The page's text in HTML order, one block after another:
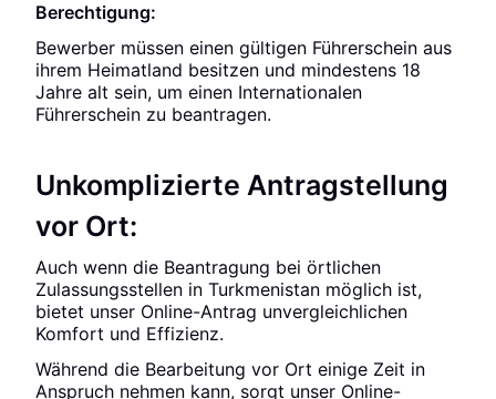
Berechtigung:
Bewerber müssen einen gültigen Führerschein aus
ihrem Heimatland besitzen und mindestens 18
Jahre alt sein, um einen Internationalen
Führerschein zu beantragen.
Unkomplizierte Antragstellung
vor Ort:
Auch wenn die Beantragung bei örtlichen
Zulassungsstellen in Turkmenistan möglich ist,
bietet unser Online-Antrag unvergleichlichen
Komfort und Effizienz.
Während die Bearbeitung vor Ort einige Zeit in
Anspruch nehmen kann, sorgt unser Online-